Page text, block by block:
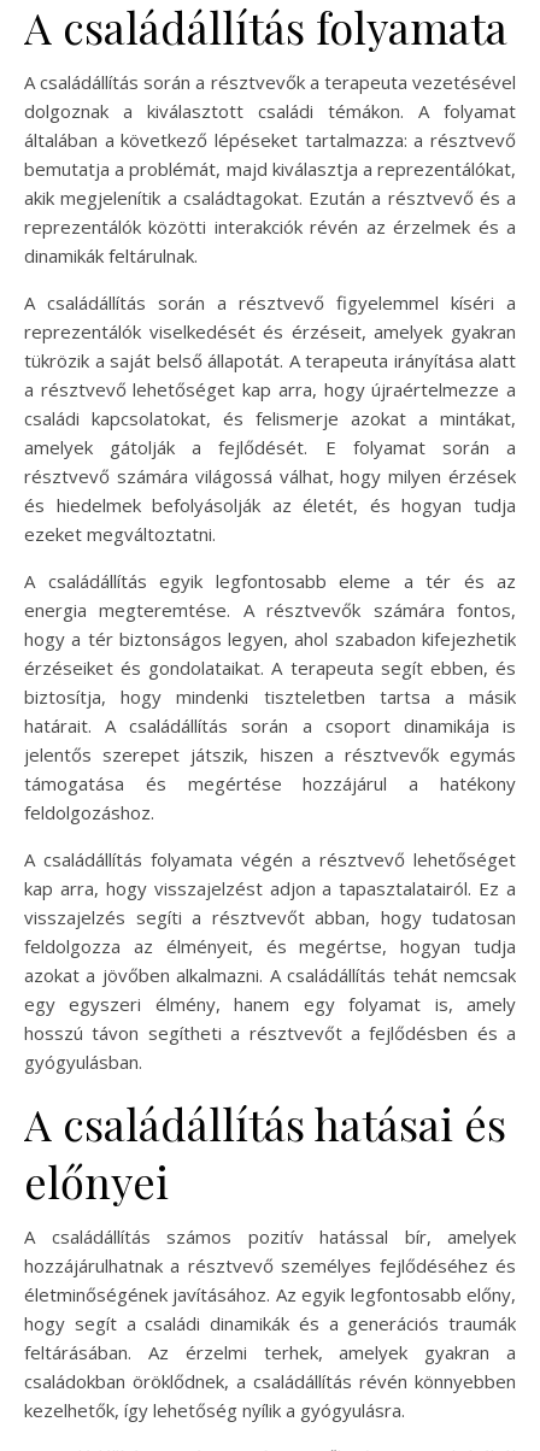
A családállítás folyamata
A családállítás során a résztvevők a terapeuta vezetésével
dolgoznak a kiválasztott családi témákon. A folyamat
általában a következő lépéseket tartalmazza: a résztvevő
bemutatja a problémát, majd kiválasztja a reprezentálókat,
akik megjelenítik a családtagokat. Ezután a résztvevő és a
reprezentálók közötti interakciók révén az érzelmek és a
dinamikák feltárulnak.
A családállítás során a résztvevő figyelemmel kíséri a
reprezentálók viselkedését és érzéseit, amelyek gyakran
tükrözik a saját belső állapotát. A terapeuta irányítása alatt
a résztvevő lehetőséget kap arra, hogy újraértelmezze a
családi kapcsolatokat, és felismerje azokat a mintákat,
amelyek gátolják a fejlődését. E folyamat során a
résztvevő számára világossá válhat, hogy milyen érzések
és hiedelmek befolyásolják az életét, és hogyan tudja
ezeket megváltoztatni.
A családállítás egyik legfontosabb eleme a tér és az
energia megteremtése. A résztvevők számára fontos,
hogy a tér biztonságos legyen, ahol szabadon kifejezhetik
érzéseiket és gondolataikat. A terapeuta segít ebben, és
biztosítja, hogy mindenki tiszteletben tartsa a másik
határait. A családállítás során a csoport dinamikája is
jelentős szerepet játszik, hiszen a résztvevők egymás
támogatása és megértése hozzájárul a hatékony
feldolgozáshoz.
A családállítás folyamata végén a résztvevő lehetőséget
kap arra, hogy visszajelzést adjon a tapasztalatairól. Ez a
visszajelzés segíti a résztvevőt abban, hogy tudatosan
feldolgozza az élményeit, és megértse, hogyan tudja
azokat a jövőben alkalmazni. A családállítás tehát nemcsak
egy egyszeri élmény, hanem egy folyamat is, amely
hosszú távon segítheti a résztvevőt a fejlődésben és a
gyógyulásban.
A családállítás hatásai és
előnyei
A családállítás számos pozitív hatással bír, amelyek
hozzájárulhatnak a résztvevő személyes fejlődéséhez és
életminőségének javításához. Az egyik legfontosabb előny,
hogy segít a családi dinamikák és a generációs traumák
feltárásában. Az érzelmi terhek, amelyek gyakran a
családokban öröklődnek, a családállítás révén könnyebben
kezelhetők, így lehetőség nyílik a gyógyulásra.